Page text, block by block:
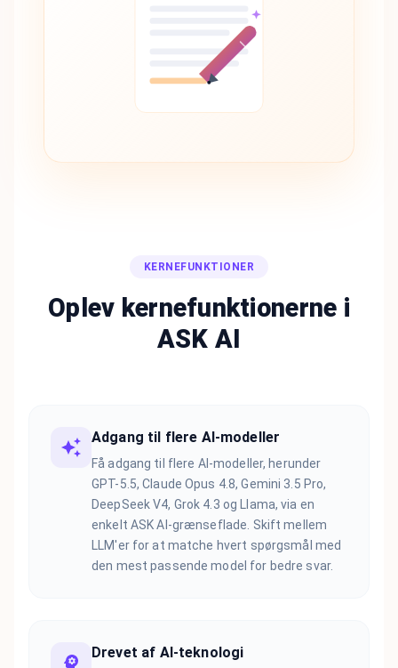
KERNEFUNKTIONER
Oplev kernefunktionerne i
ASK AI
Adgang til flere AI-modeller
Få adgang til flere AI-modeller, herunder
GPT-5.5, Claude Opus 4.8, Gemini 3.5 Pro,
DeepSeek V4, Grok 4.3 og Llama, via en
enkelt ASK AI-grænseflade. Skift mellem
LLM'er for at matche hvert spørgsmål med
den mest passende model for bedre svar.
Drevet af AI-teknologi